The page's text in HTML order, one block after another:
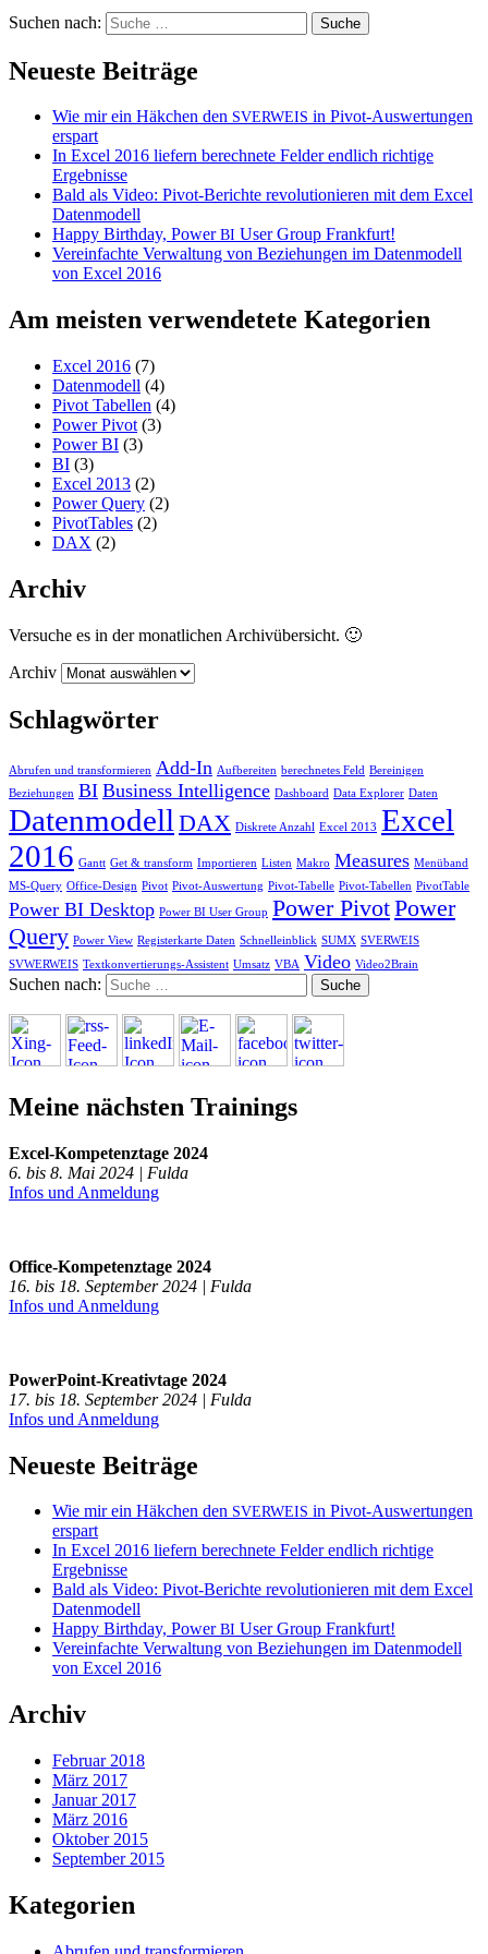
Suchen nach:
Neueste Beiträge
Wie mir ein Häkchen den SVERWEIS in Pivot-Auswertungen
erspart
In Excel 2016 liefern berechnete Felder endlich richtige
Ergebnisse
Bald als Video: Pivot-Berichte revolutionieren mit dem Excel
Datenmodell
Happy Birthday, PowerBI User Group Frankfurt!
Vereinfachte Verwaltung von Beziehungen im Datenmodell
von Excel 2016
Am meisten verwendetete Kategorien
Excel 2016 (7)
Datenmodell (4)
Pivot Tabellen (4)
Power Pivot (3)
Power BI (3)
BI (3)
Excel 2013 (2)
Power Query (2)
PivotTables (2)
DAX (2)
Archiv
Versuche es in der monatlichen Archivübersicht. 🙂
Archiv
Schlagwörter
Abrufen und transformieren Add-In Aufbereiten berechnetes Feld Bereinigen
Beziehungen BI Business Intelligence Dashboard Data Explorer Daten
Datenmodell DAX Diskrete Anzahl Excel 2013 Excel
2016 Gantt Get & transform Importieren Listen Makro Measures Menüband
MS-Query Office-Design Pivot Pivot-Auswertung Pivot-Tabelle Pivot-Tabellen PivotTable
Power BI Desktop Power BI User Group Power PivotPower
Query Power View Registerkarte Daten Schnelleinblick SUMX SVERWEIS
SVWERWEIS Textkonvertierungs-Assistent Umsatz VBA Video Video2Brain
Suchen nach:
Meine nächsten Trainings
Excel-Kompetenztage 2024
6. bis 8. Mai 2024 | Fulda
Infos und Anmeldung
Office-Kompetenztage 2024
16. bis 18. September 2024 | Fulda
Infos und Anmeldung
PowerPoint-Kreativtage 2024
17. bis 18. September 2024 | Fulda
Infos und Anmeldung
Neueste Beiträge
Wie mir ein Häkchen den SVERWEIS in Pivot-Auswertungen
erspart
In Excel 2016 liefern berechnete Felder endlich richtige
Ergebnisse
Bald als Video: Pivot-Berichte revolutionieren mit dem Excel
Datenmodell
Happy Birthday, PowerBI User Group Frankfurt!
Vereinfachte Verwaltung von Beziehungen im Datenmodell
von Excel 2016
Archiv
Februar 2018
März 2017
Januar 2017
März 2016
Oktober 2015
September 2015
Kategorien